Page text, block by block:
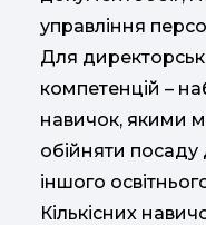
управління
Для
компетенцій –
навичок, якими
обійняти
іншого
Кількісних